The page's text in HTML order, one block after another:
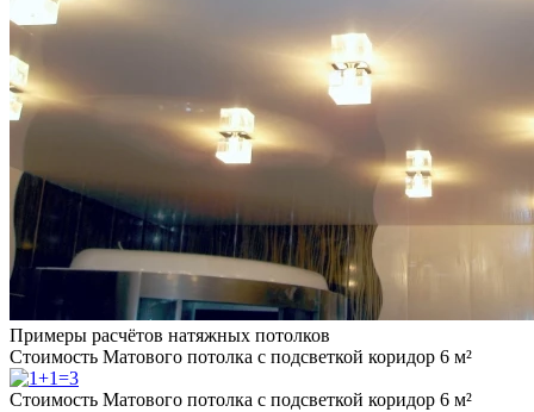
Примеры расчётов натяжных потолков
Стоимость Матового потолка с подсветкой коридор 6 м²
Стоимость Матового потолка с подсветкой коридор 6 м²